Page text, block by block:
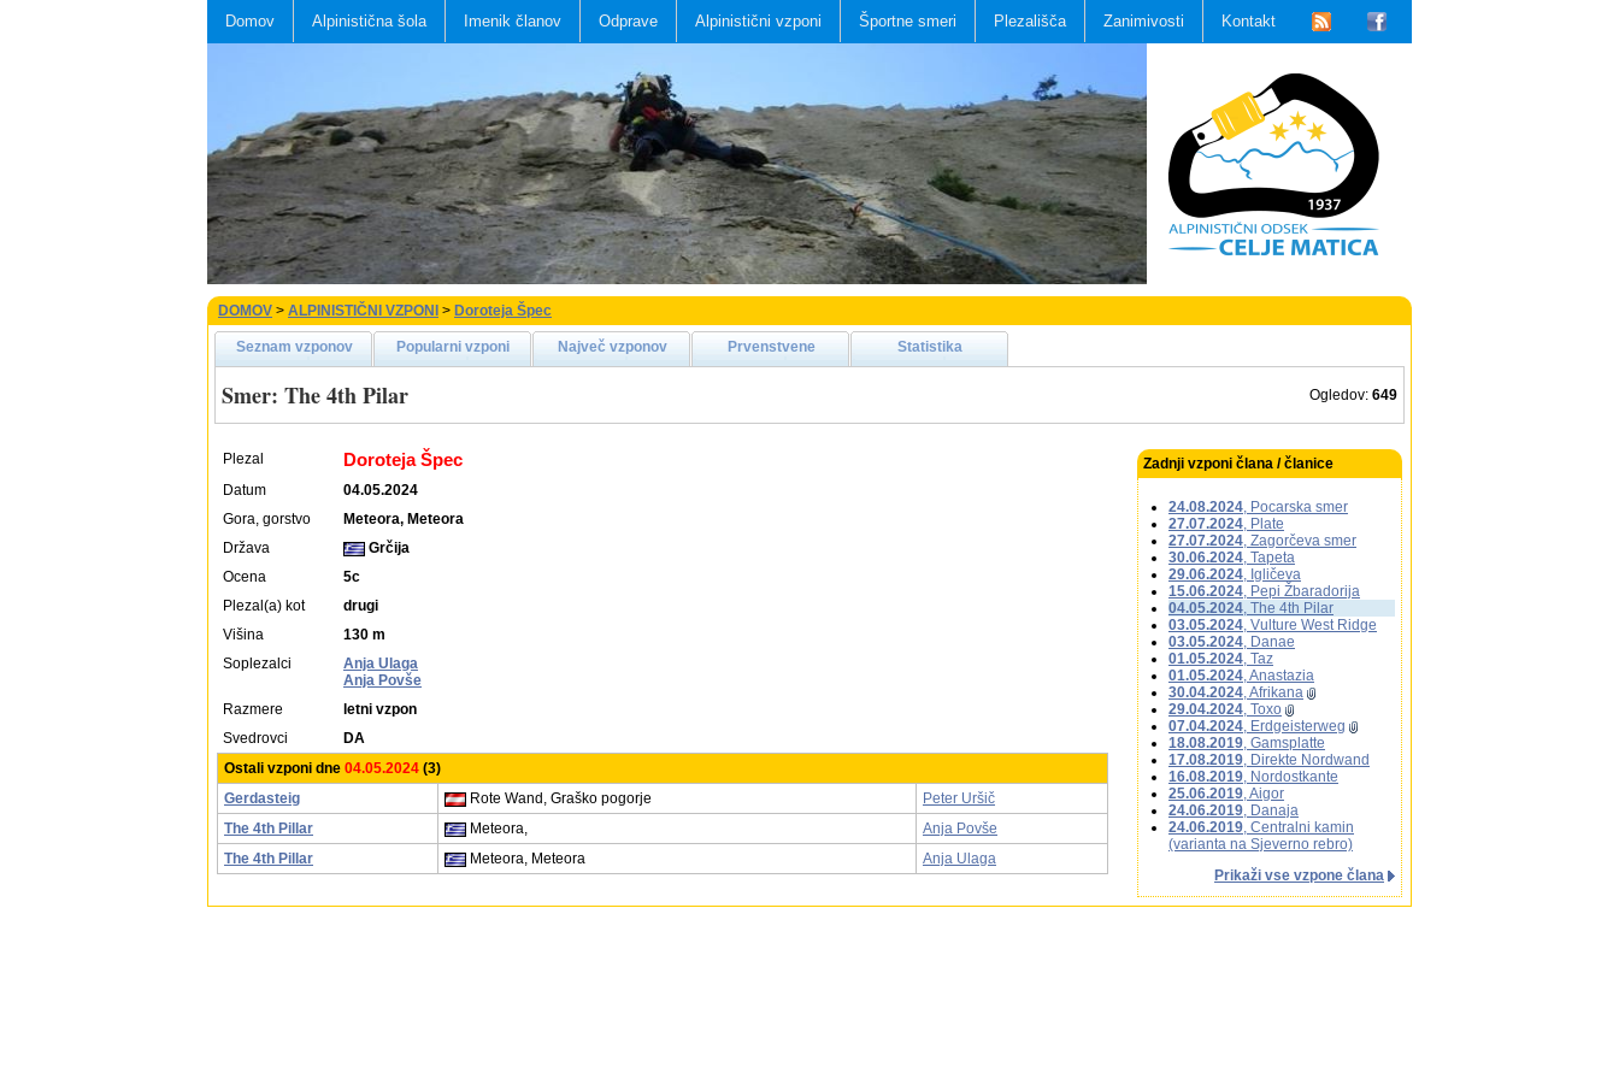
Domov Alpinistična šola Imenik članov Odprave Alpinistični vzponi Športne smeri Plezališča Zanimivosti Kontakt
DOMOV > ALPINISTIČNI VZPONI > Doroteja Špec
Seznam vzponov Popularni vzponi Največ vzponov Prvenstvene Statistika
Smer: The 4th Pilar Ogledov: 649
Plezal Doroteja Špec
Datum
04.05.2024
Gora, gorstvo
Meteora, Meteora
Država
Grčija
Ocena
5c
Plezal(a) kot
drugi
Višina
130 m
Soplezalci
Anja Ulaga
Anja Povše
Razmere
letni vzpon
Svedrovci
DA
Ostali vzponi dne 04.05.2024 (3)
Gerdasteig
Rote Wand, Graško pogorje
Peter Uršič
The 4th Pillar
Meteora,
Anja Povše
The 4th Pillar
Meteora, Meteora Anja Ulaga
Zadnji vzponi člana / članice
24.08.2024, Pocarska smer
27.07.2024, Plate
27.07.2024, Zagorčeva smer
30.06.2024, Tapeta
29.06.2024, Igličeva
15.06.2024, Pepi Žbaradorija
04.05.2024, The 4th Pilar
03.05.2024, Vulture West Ridge
03.05.2024, Danae
01.05.2024, Taz
01.05.2024, Anastazia
30.04.2024, Afrikana
29.04.2024, Toxo
07.04.2024, Erdgeisterweg
18.08.2019, Gamsplatte
17.08.2019, Direkte Nordwand
16.08.2019, Nordostkante
25.06.2019, Aigor
24.06.2019, Danaja
24.06.2019, Centralni kamin
(varianta na Sjeverno rebro)
Prikaži vse vzpone člana